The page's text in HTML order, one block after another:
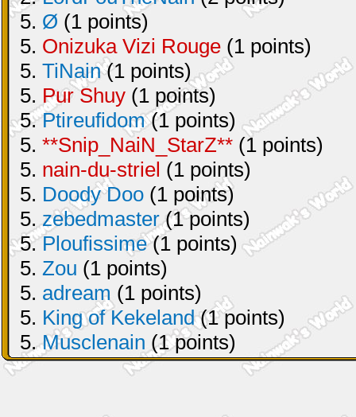
5. Ø (1 points)
5. Onizuka Vizi Rouge (1 points)
5. TiNain(1 points)
5. Pur Shuy (1 points)
5.Ptireufidom(1 points)
5. **Snip_NaiN_StarZ** (1 points)
5. nain-du-striel (1 points)
5. Doody Doo (1 points)
5. zebedmaster(1 points)
5.Ploufissime(1 points)
5. Zou (1 points)
5. adream (1 points)
5. King of Kekeland(1 points)
5.Musclenain (1 points)